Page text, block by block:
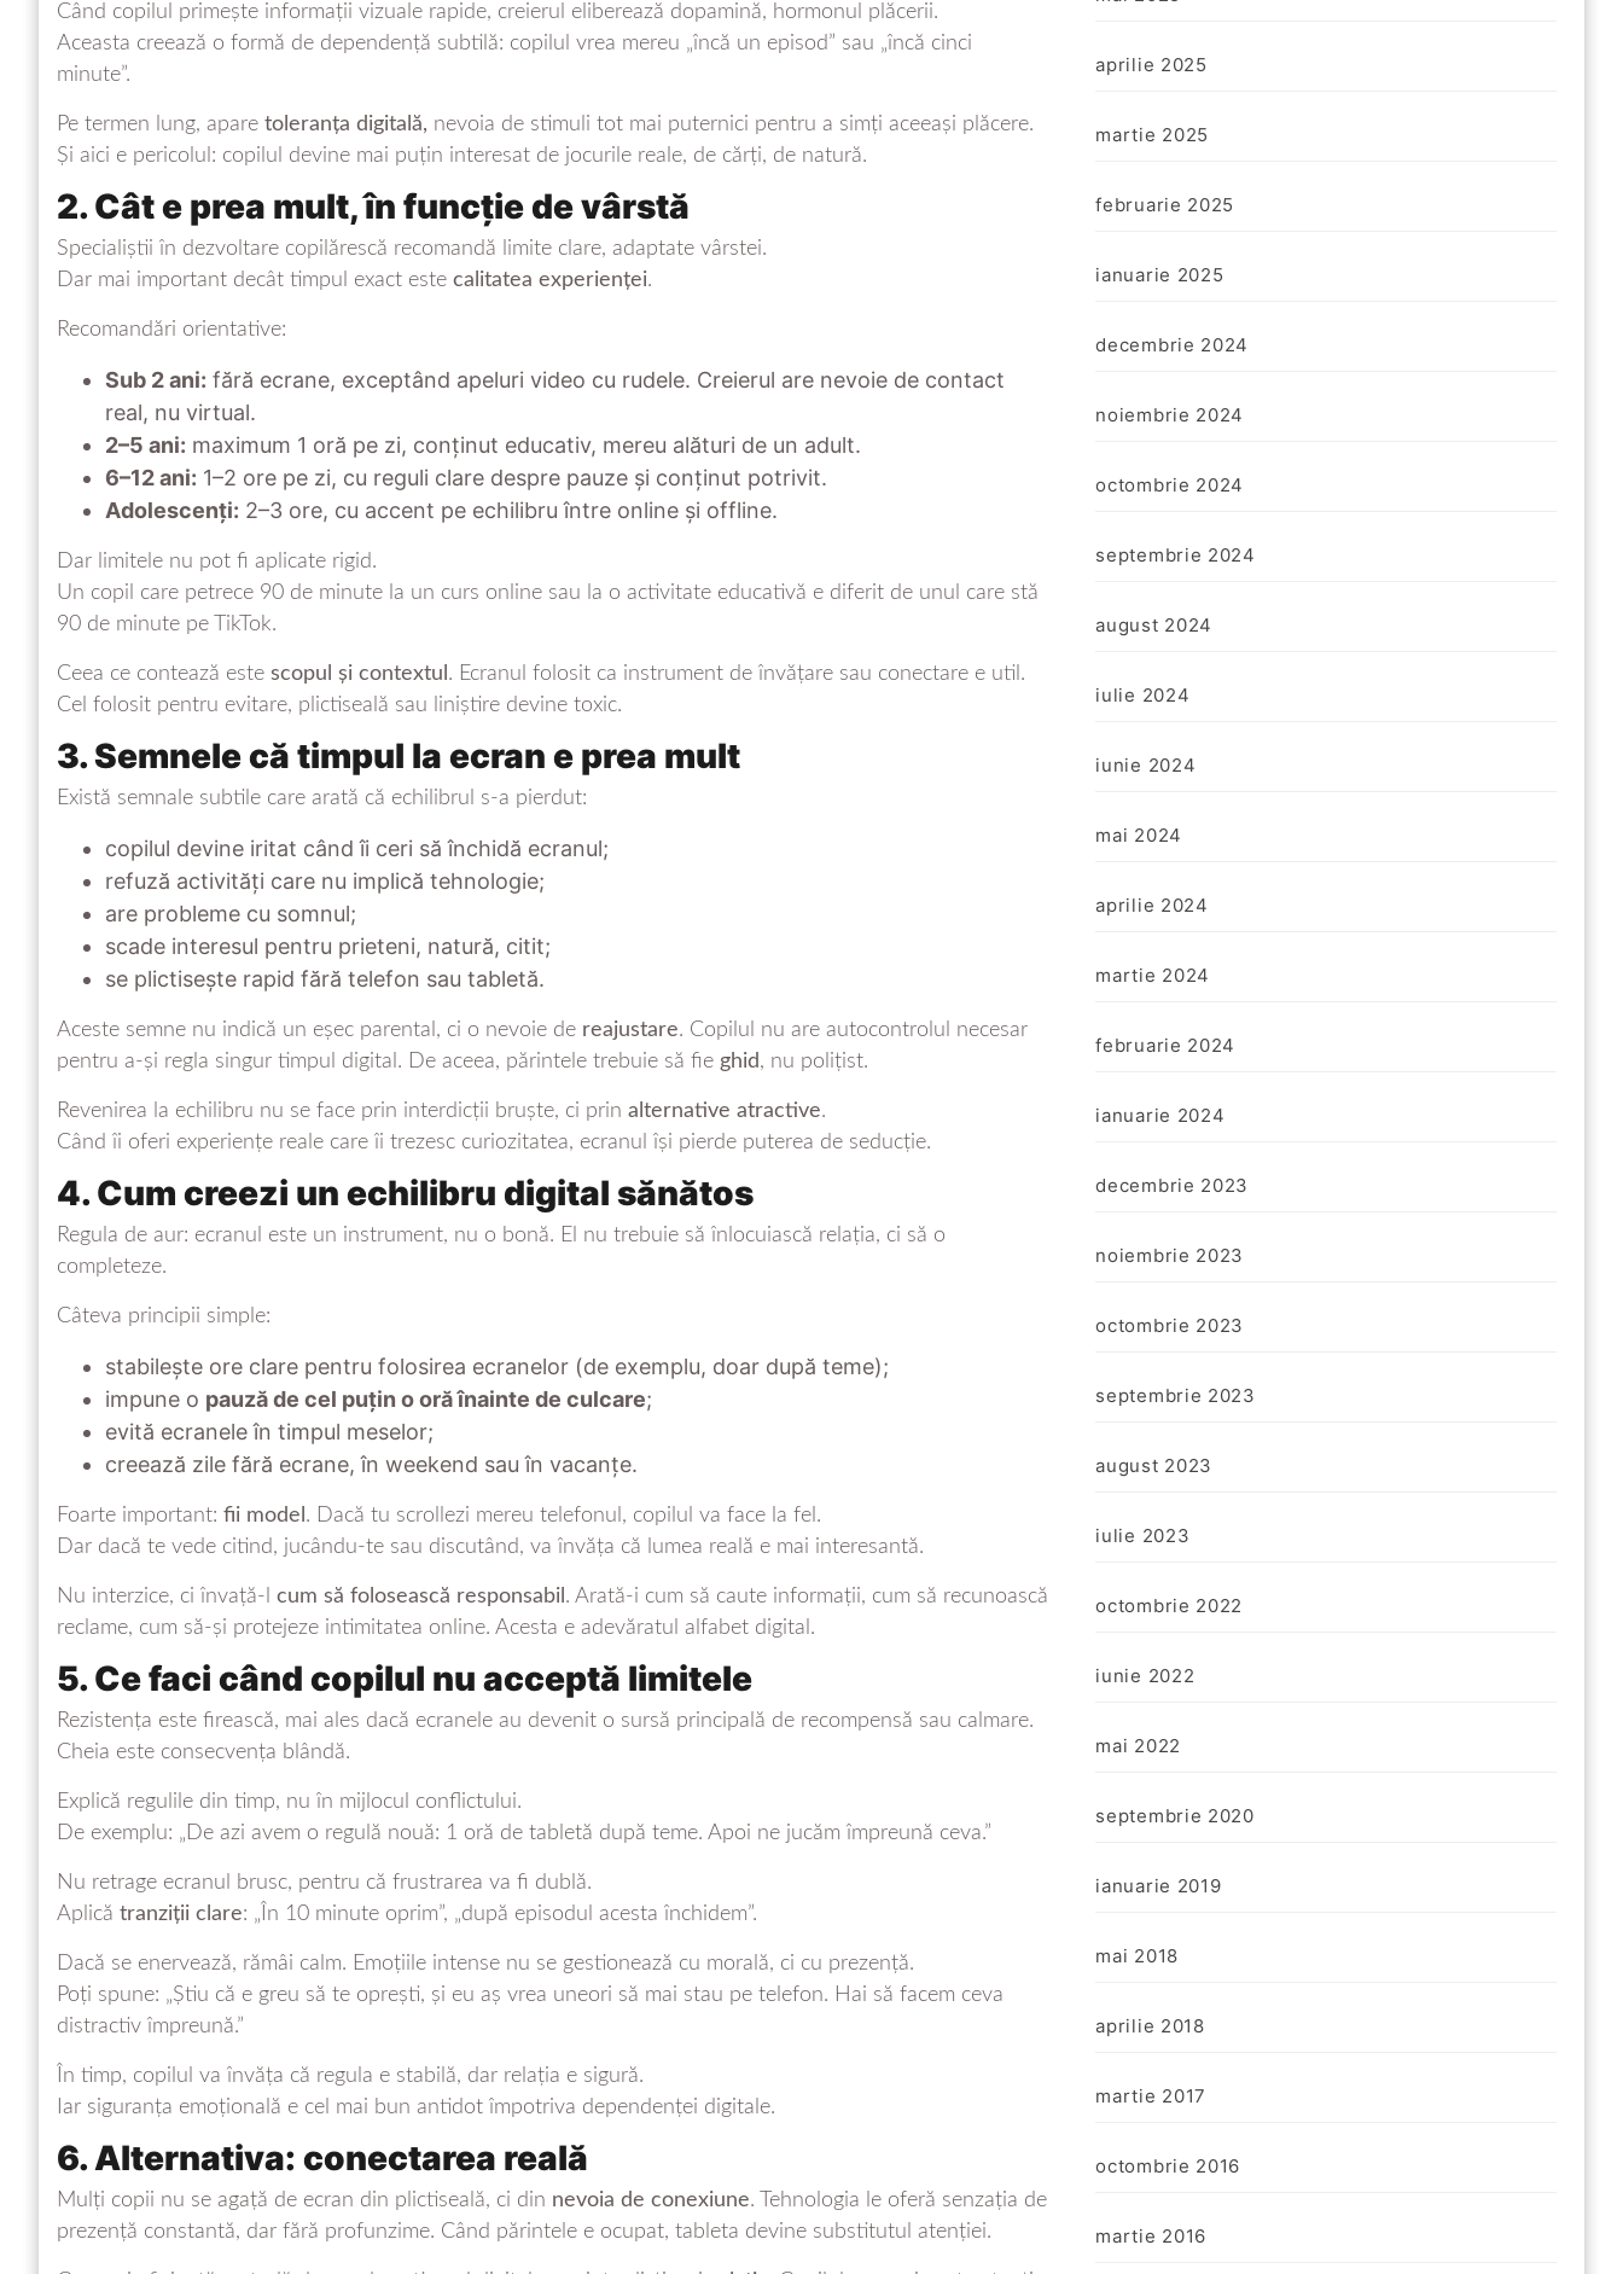
Când copilul primește informații vizuale rapide, creierul eliberează dopamină, hormonul plăcerii.
Aceasta creează o formă de dependență subtilă: copilul vrea mereu „încă un episod” sau „încă cinci
minute”.
Pe termen lung, apare toleranța digitală, nevoia de stimuli tot mai puternici pentru a simți aceeași plăcere.
Și aici e pericolul: copilul devine mai puțin interesat de jocurile reale, de cărți, de natură.
2. Cât e prea mult, în funcție de vârstă
Specialiștii în dezvoltare copilărescă recomandă limite clare, adaptate vârstei.
Dar mai important decât timpul exact este calitatea experienței.
Recomandări orientative:
Sub 2 ani: fără ecrane, exceptând apeluri video cu rudele. Creierul are nevoie de contact
real, nu virtual.
2–5 ani: maximum 1 oră pe zi, conținut educativ, mereu alături de un adult.
6–12 ani: 1–2 ore pe zi, cu reguli clare despre pauze și conținut potrivit.
Adolescenți: 2–3 ore, cu accent pe echilibru între online și offline.
Dar limitele nu pot fi aplicate rigid.
Un copil care petrece 90 de minute la un curs online sau la o activitate educativă e diferit de unul care stă
90 de minute pe TikTok.
Ceea ce contează este scopul și contextul . Ecranul folosit ca instrument de învățare sau conectare e util.
Cel folosit pentru evitare, plictiseală sau liniștire devine toxic.
3. Semnele că timpul la ecran e prea mult
Există semnale subtile care arată că echilibrul s-a pierdut:
copilul devine iritat când îi ceri să închidă ecranul;
refuză activități care nu implică tehnologie;
are probleme cu somnul;
scade interesul pentru prieteni, natură, citit;
se plictisește rapid fără telefon sau tabletă.
Aceste semne nu indică un eșec parental, ci o nevoie de reajustare. Copilul nu are autocontrolul necesar
pentru a-și regla singur timpul digital. De aceea, părintele trebuie să fie ghid, nu polițist.
Revenirea la echilibru nu se face prin interdicții bruște, ci prin alternative atractive.
Când îi oferi experiențe reale care îi trezesc curiozitatea, ecranul își pierde puterea de seducție.
4. Cum creezi un echilibru digital sănătos
Regula de aur: ecranul este un instrument, nu o bonă. El nu trebuie să înlocuiască relația, ci să o
completeze.
Câteva principii simple:
stabilește ore clare pentru folosirea ecranelor (de exemplu, doar după teme);
impune o pauză de cel puțin o oră înainte de culcare;
evită ecranele în timpul meselor;
creează zile fără ecrane, în weekend sau în vacanțe.
Foarte important: fii model . Dacă tu scrollezi mereu telefonul, copilul va face la fel.
Dar dacă te vede citind, jucându-te sau discutând, va învăța că lumea reală e mai interesantă.
Nu interzice, ci învață-l cum să folosească responsabil . Arată-i cum să caute informații, cum să recunoască
reclame, cum să-și protejeze intimitatea online. Acesta e adevăratul alfabet digital.
5. Ce faci când copilul nu acceptă limitele
Rezistența este firească, mai ales dacă ecranele au devenit o sursă principală de recompensă sau calmare.
Cheia este consecvența blândă.
Explică regulile din timp, nu în mijlocul conflictului.
De exemplu: „De azi avem o regulă nouă: 1 oră de tabletă după teme. Apoi ne jucăm împreună ceva.”
Nu retrage ecranul brusc, pentru că frustrarea va fi dublă.
Aplică tranziții clare: „În 10 minute oprim”, „după episodul acesta închidem”.
Dacă se enervează, rămâi calm. Emoțiile intense nu se gestionează cu morală, ci cu prezență.
Poți spune: „Știu că e greu să te oprești, și eu aș vrea uneori să mai stau pe telefon. Hai să facem ceva
distractiv împreună.”
În timp, copilul va învăța că regula e stabilă, dar relația e sigură.
Iar siguranța emoțională e cel mai bun antidot împotriva dependenței digitale.
6. Alternativa: conectarea reală
Mulți copii nu se agață de ecran din plictiseală, ci din nevoia de conexiune. Tehnologia le oferă senzația de
prezență constantă, dar fără profunzime. Când părintele e ocupat, tableta devine substitutul atenției.
aprilie 2025
martie 2025
februarie 2025
ianuarie 2025
decembrie 2024
noiembrie 2024
octombrie 2024
septembrie 2024
august 2024
iulie 2024
iunie 2024
mai 2024
aprilie 2024
martie 2024
februarie 2024
ianuarie 2024
decembrie 2023
noiembrie 2023
octombrie 2023
septembrie 2023
august 2023
iulie 2023
octombrie 2022
iunie 2022
mai 2022
septembrie 2020
ianuarie 2019
mai 2018
aprilie 2018
martie 2017
octombrie 2016
martie 2016